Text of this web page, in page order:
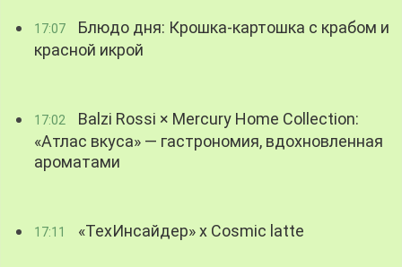
17:07
Блюдо дня: Крошка-картошка с крабом и
красной икрой
17:02
Balzi Rossi × Mercury Home Collection:
«Атлас вкуса» — гастрономия, вдохновленная
ароматами
17:11 «ТехИнсайдер» х Cosmic latte